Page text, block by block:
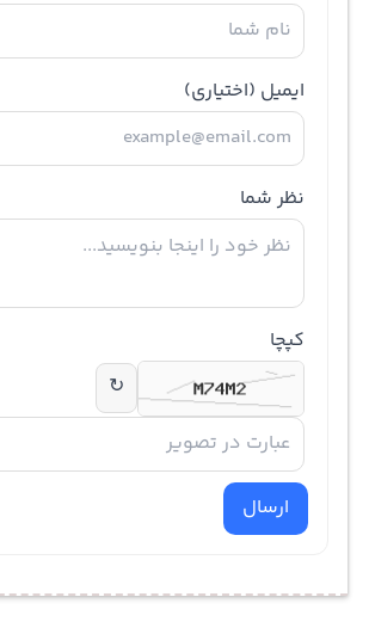
ایمیل (اختیاری)
نظر شما
کپچا
↻
ارسال